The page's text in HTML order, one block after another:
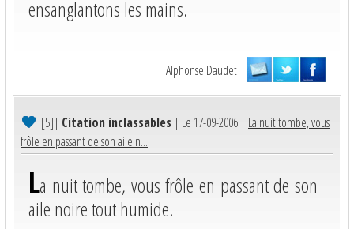
ensanglantons les mains.
Alphonse Daudet
[5]| Citation inclassables | Le 17-09-2006 | La nuit tombe, vous
frôle en passant de son aile n...
La nuit tombe, vous frôle en passant de son
aile noire tout humide.